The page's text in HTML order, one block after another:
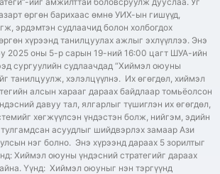
өргөн барихаас өмнө УИХ-ын гишүүд,
эрдэмтэн судлаачид болон холбогдох
хүрээнд танилцуулах ажлыг эхлүүллээ. Энэ
2025 оны 5-р сарын 19-ний 16:00 цагт ШУА-ийн
сургуулийн судлаачдад “Хиймэл оюуны
танилцуулж, хэлэлцүүлнэ. Их өгөгдөл, хиймэл
алсын харааг дараах байдлаар томьёолсон
давуу тал, ялгарлыг түшиглэн их өгөгдөл,
хөгжүүлсэн үндэстэн болж, нийгэм, эдийн
асуудлыг шийдвэрлэх замаар Ази
нэг болно. Энэ хүрээнд дараах 5 зорилтыг
Хиймэл оюуны үндэсний стратегийг дараах
Үүнд: Хиймэл оюуныг нэн тэргүүнд